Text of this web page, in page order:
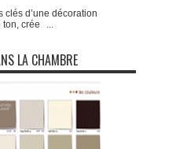
clés d’une décoration
crée
...
LA CHAMBRE